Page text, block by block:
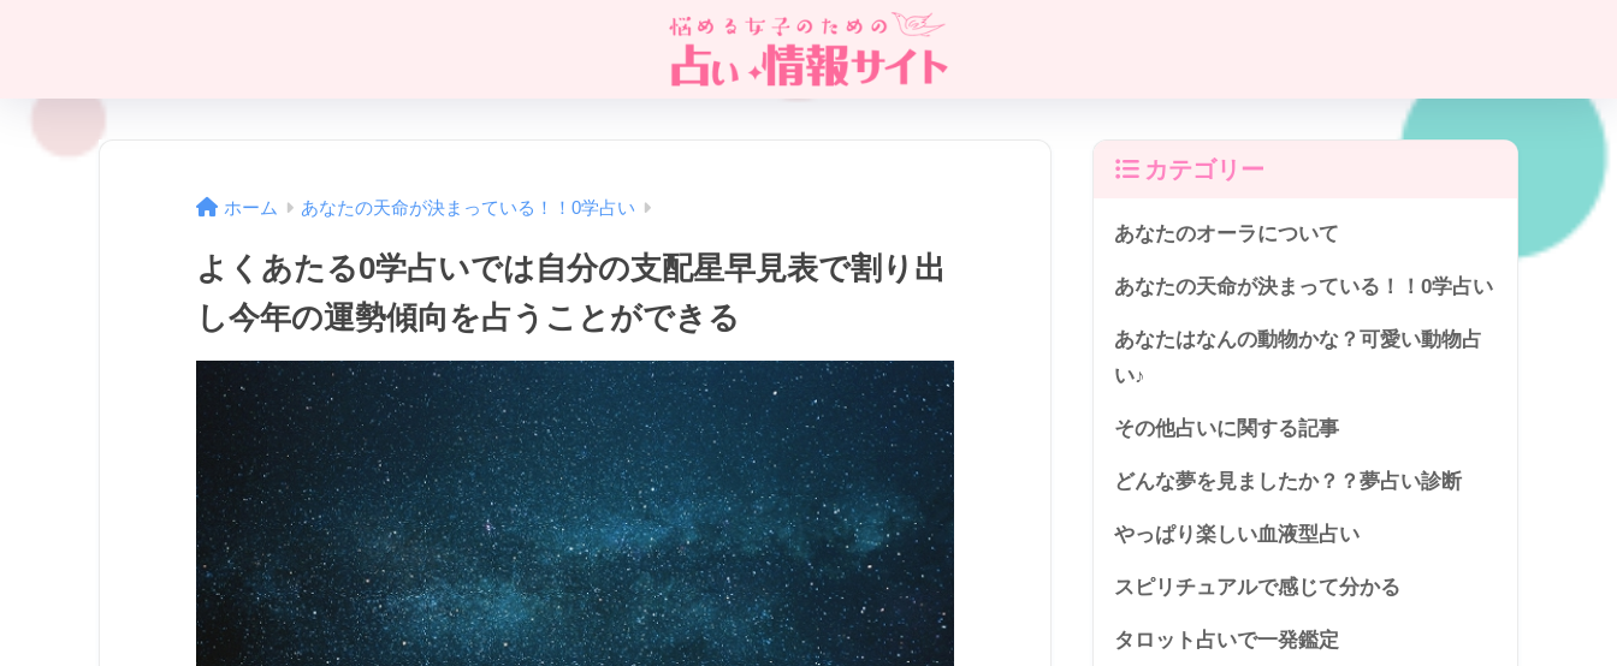
ホーム あなたの天命が決まっている！！0学占い
よくあたる0学占いでは自分の支配星早見表で割り出
し今年の運勢傾向を占うことができる
カテゴリー
あなたのオーラについて
あなたの天命が決まっている！！0学占い
あなたはなんの動物かな？可愛い動物占
い♪
その他占いに関する記事
どんな夢を見ましたか？？夢占い診断
やっぱり楽しい血液型占い
スピリチュアルで感じて分かる
タロット占いで一発鑑定